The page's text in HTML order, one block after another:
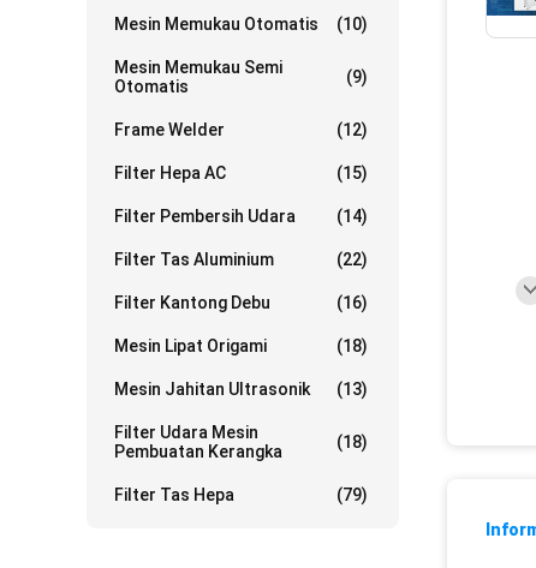
Mesin Memukau Otomatis (10)
Mesin Memukau Semi
Otomatis
(9)
Frame Welder (12)
Filter Hepa AC (15)
Filter Pembersih Udara (14)
Filter Tas Aluminium (22)
Filter Kantong Debu (16)
Mesin Lipat Origami (18)
Mesin Jahitan Ultrasonik (13)
Filter Udara Mesin
Pembuatan Kerangka
(18)
Filter Tas Hepa (79)